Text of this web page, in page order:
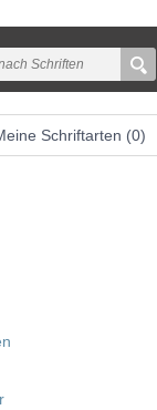
Schriftarten (0)